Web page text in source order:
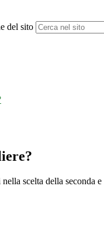
del sito
scelta della seconda